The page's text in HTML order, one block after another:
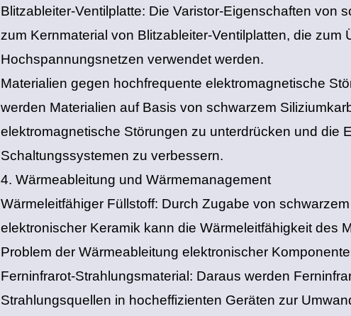
‌Blitzableiter-Ventilplatte‌: Die Varistor-Eigenschaften von
zum Kernmaterial von Blitzableiter-Ventilplatten, die zum
Hochspannungsnetzen verwendet werden.
‌Materialien gegen hochfrequente elektromagnetische
werden Materialien auf Basis von schwarzem
elektromagnetische Störungen zu unterdrücken und die
Schaltungssystemen zu verbessern.
4. Wärmeableitung und Wärmemanagement
‌Wärmeleitfähiger Füllstoff‌: Durch Zugabe von
elektronischer Keramik kann die Wärmeleitfähigkeit des
Problem der Wärmeableitung elektronischer
‌Ferninfrarot-Strahlungsmaterial‌: Daraus werden
Strahlungsquellen in hocheffizienten Geräten zur